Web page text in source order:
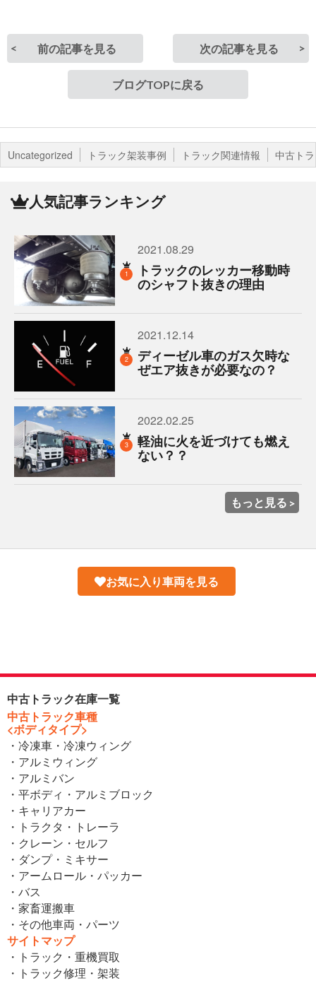
前の記事を見る 次の記事を見る
ブログTOPに戻る
Uncategorized トラック架装事例 トラック関連情報 中古ト
人気記事ランキング
1
2021.08.29
トラックのレッカー移動時
のシャフト抜きの理由
2
2021.12.14
ディーゼル車のガス欠時な
ぜエア抜きが必要なの？
3
2022.02.25
軽油に火を近づけても燃え
ない？？
もっと見る
お気に入り車両を見る
中古トラック在庫一覧
中古トラック車種
<ボディタイプ>
・冷凍車・冷凍ウィング
・アルミウィング
・アルミバン
・平ボディ・アルミブロック
・キャリアカー
・トラクタ・トレーラ
・クレーン・セルフ
・ダンプ・ミキサー
・アームロール・パッカー
・バス
・家畜運搬車
・その他車両・パーツ
サイトマップ
・トラック・重機買取
・トラック修理・架装